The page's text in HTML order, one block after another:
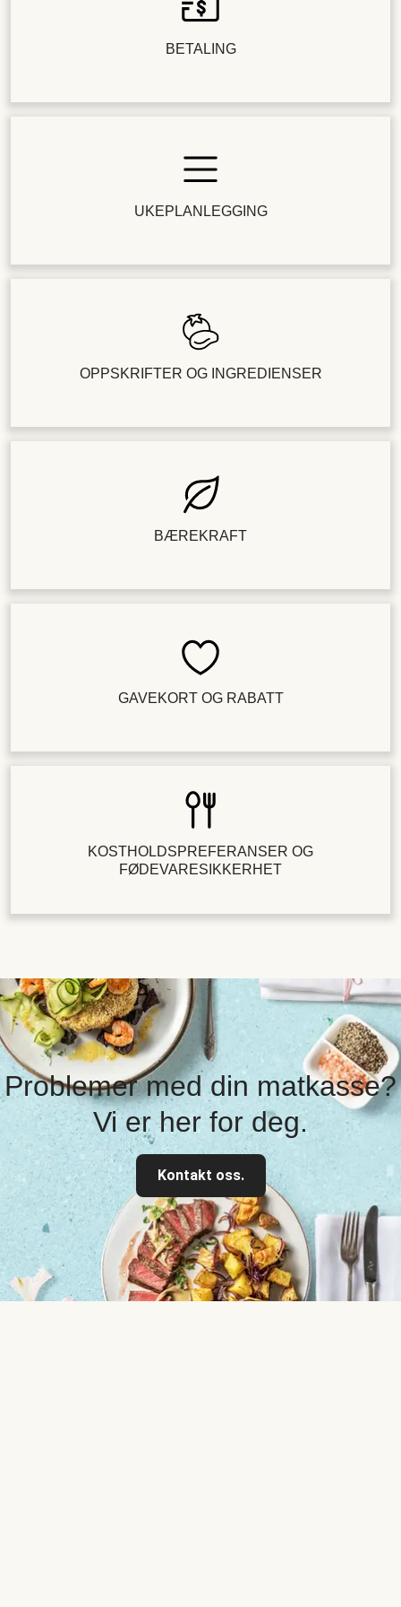
BETALING
UKEPLANLEGGING
OPPSKRIFTER OG INGREDIENSER
BÆREKRAFT
GAVEKORT OG RABATT
KOSTHOLDSPREFERANSER OG
FØDEVARESIKKERHET
Problemer med din matkasse?
Vi er her for deg.
Kontakt oss.